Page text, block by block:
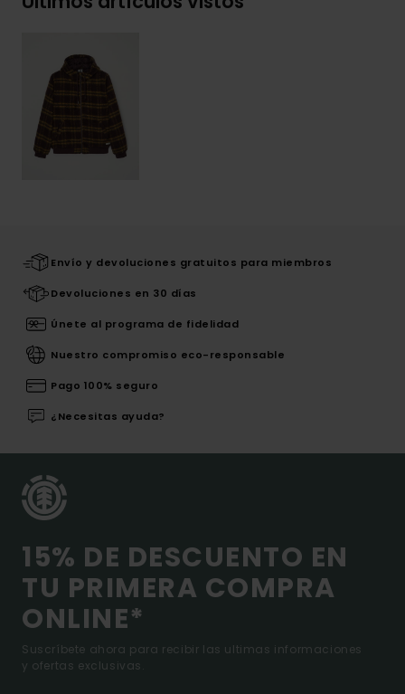
Envío y devoluciones gratuitos para miembros
Devoluciones en 30 días
Únete al programa de fidelidad
Nuestro compromiso eco-responsable
Pago 100% seguro
¿Necesitas ayuda?
15% DE DESCUENTO EN
TU PRIMERA COMPRA
ONLINE*
Suscríbete ahora para recibir las ultimas informaciones
y ofertas exclusivas.